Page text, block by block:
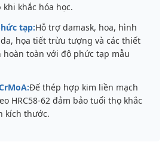
khắc hóa học.
tạp:Hỗ trợ damask, hoa, hình
họa tiết trừu tượng và các thiết
hoàn toàn với độ phức tạp mẫu
Đế thép hợp kim liền mạch
HRC58-62 đảm bảo tuổi thọ khắc
kích thước.